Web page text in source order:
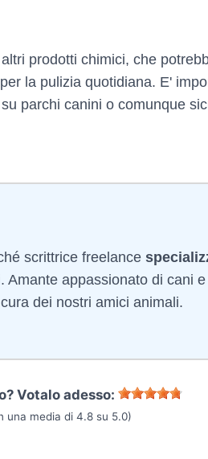
prodotti chimici, che
la pulizia quotidiana. E'
parchi canini o comunque
scrittrice freelance
. Amante appassionato di cani
dei nostri amici animali.
Votalo adesso:
una media di 4.8su 5.0)